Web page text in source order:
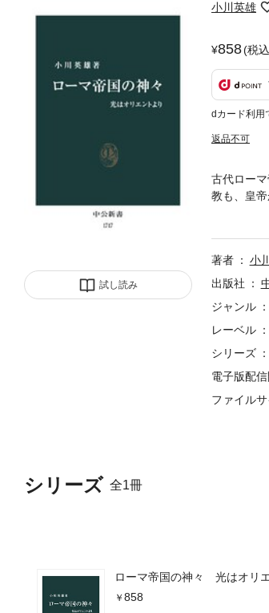
試し読み
小川英雄
858(税
dカード利用
返品不可
シリーズ 全1冊
ローマ帝国の神々 光はオリ
858
古代ロー
教も、皇
が求めら
著者
小
出版社
ジャンル
レーベル
シリーズ
電子版配
ファイル